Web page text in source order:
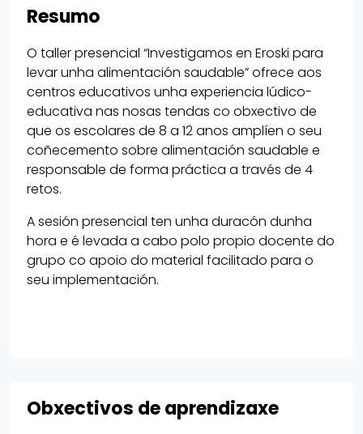
Resumo
O taller presencial “Investigamos en Eroski para
levar unha alimentación saudable” ofrece aos
centros educativos unha experiencia lúdico-
educativa nas nosas tendas co obxectivo de
que os escolares de 8 a 12 anos amplíen o seu
coñecemento sobre alimentación saudable e
responsable de forma práctica a través de 4
retos.
A sesión presencial ten unha duracón dunha
hora e é levada a cabo polo propio docente do
grupo co apoio do material facilitado para o
seu implementación.
Obxectivos de aprendizaxe